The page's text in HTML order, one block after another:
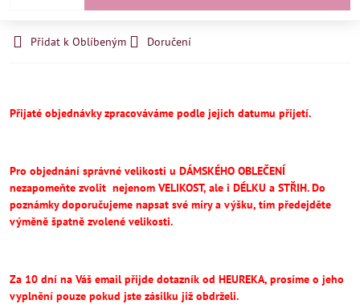
Přidat k Oblíbeným Doručení
Přijaté objednávky zpracováváme podle jejich datumu přijetí.
Pro objednání správné velikosti u DÁMSKÉHO OBLEČENÍ
nezapomeňte zvolit nejenom VELIKOST, ale i DÉLKU a STŘIH.Do
poznámky doporučujeme napsat své míry a výšku, tím předejděte
výměně špatně zvolené velikosti.
Za 10 dní na Váš email přijde dotazník od HEUREKA, prosíme o jeho
vyplnění pouze pokud jste zásilku již obdrželi.